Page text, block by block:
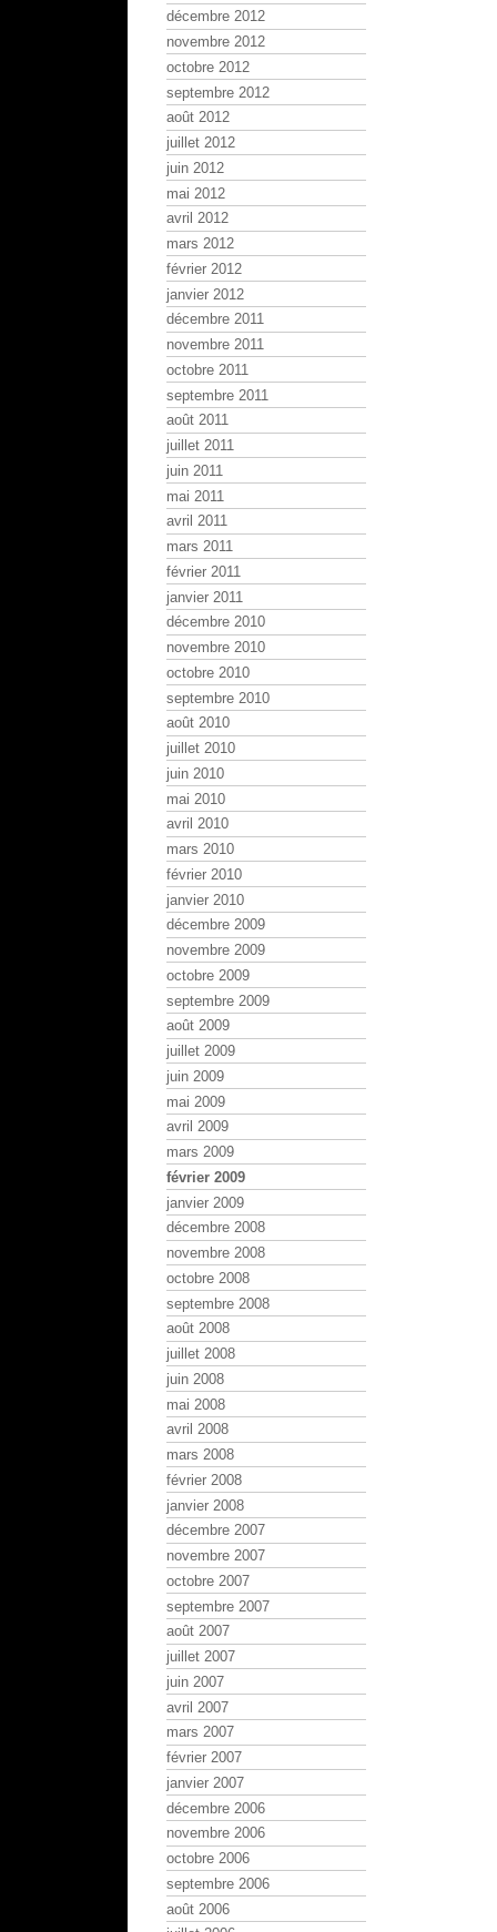
décembre 2012
novembre 2012
octobre 2012
septembre 2012
août 2012
juillet 2012
juin 2012
mai 2012
avril 2012
mars 2012
février 2012
janvier 2012
décembre 2011
novembre 2011
octobre 2011
septembre 2011
août 2011
juillet 2011
juin 2011
mai 2011
avril 2011
mars 2011
février 2011
janvier 2011
décembre 2010
novembre 2010
octobre 2010
septembre 2010
août 2010
juillet 2010
juin 2010
mai 2010
avril 2010
mars 2010
février 2010
janvier 2010
décembre 2009
novembre 2009
octobre 2009
septembre 2009
août 2009
juillet 2009
juin 2009
mai 2009
avril 2009
mars 2009
février 2009
janvier 2009
décembre 2008
novembre 2008
octobre 2008
septembre 2008
août 2008
juillet 2008
juin 2008
mai 2008
avril 2008
mars 2008
février 2008
janvier 2008
décembre 2007
novembre 2007
octobre 2007
septembre 2007
août 2007
juillet 2007
juin 2007
avril 2007
mars 2007
février 2007
janvier 2007
décembre 2006
novembre 2006
octobre 2006
septembre 2006
août 2006